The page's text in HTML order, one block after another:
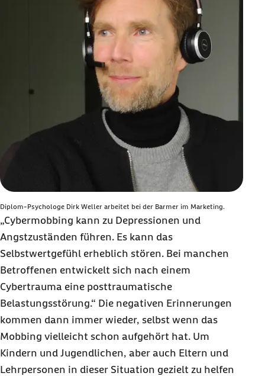
Diplom-Psychologe Dirk Weller arbeitet bei der Barmer im Marketing.
„Cybermobbing kann zu Depressionen und
Angstzuständen führen. Es kann das
Selbstwertgefühl erheblich stören. Bei manchen
Betroffenen entwickelt sich nach einem
Cybertrauma eine posttraumatische
Belastungsstörung.“ Die negativen Erinnerungen
kommen dann immer wieder, selbst wenn das
Mobbing vielleicht schon aufgehört hat. Um
Kindern und Jugendlichen, aber auch Eltern und
Lehrpersonen in dieser Situation gezielt zu helfen